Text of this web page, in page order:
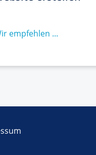
empfehlen ...